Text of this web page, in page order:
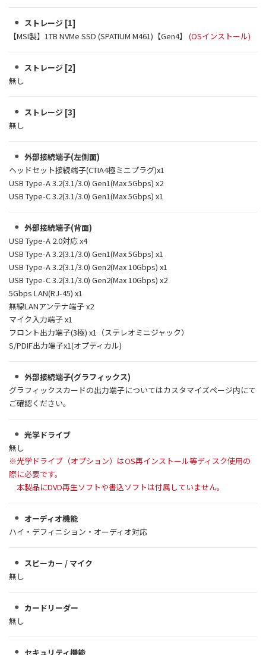
ストレージ [1]
【MSI製】1TB NVMe SSD (SPATIUM M461)【Gen4】 (OSインストール)
ストレージ [2]
無し
ストレージ [3]
無し
外部接続端子(左側面)
ヘッドセット接続端子(CTIA4極ミニプラグ)x1
USB Type-A 3.2(3.1/3.0) Gen1(Max 5Gbps) x2
USB Type-C 3.2(3.1/3.0) Gen1(Max 5Gbps) x1
外部接続端子(背面)
USB Type-A 2.0対応 x4
USB Type-A 3.2(3.1/3.0) Gen1(Max 5Gbps) x1
USB Type-A 3.2(3.1/3.0) Gen2(Max 10Gbps) x1
USB Type-C 3.2(3.1/3.0) Gen2(Max 10Gbps) x2
5Gbps LAN(RJ-45) x1
無線LANアンテナ端子 x2
マイク入力端子 x1
フロント出力端子(3極) x1（ステレオミニジャック）
S/PDIF出力端子x1(オプティカル)
外部接続端子(グラフィックス)
グラフィックスカードの出力端子についてはカスタマイズページ内にて
ご確認ください。
光学ドライブ
無し
※光学ドライブ（オプション）はOS再インストール等ディスク使用の
際に必要です。
本製品にDVD再生ソフトや書込ソフトは付属していません。
オーディオ機能
ハイ・デフィニション・オーディオ対応
スピーカー / マイク
無し
カードリーダー
無し
セキュリティ機能